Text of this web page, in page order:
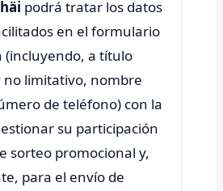
podrá tratar los datos
en el formulario
(incluyendo, a título
no limitativo, nombre
de teléfono) con la
su participación
sorteo promocional y,
para el envío de